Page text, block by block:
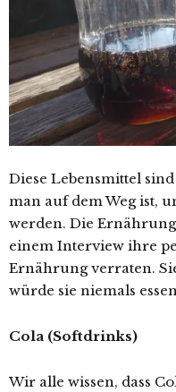
Diese Lebensmittel
man auf dem Weg ist,
werden. Die
einem Interview ihre
Ernährung verraten.
würde sie niemals
Cola (Softdrinks)
Wir alle wissen, dass